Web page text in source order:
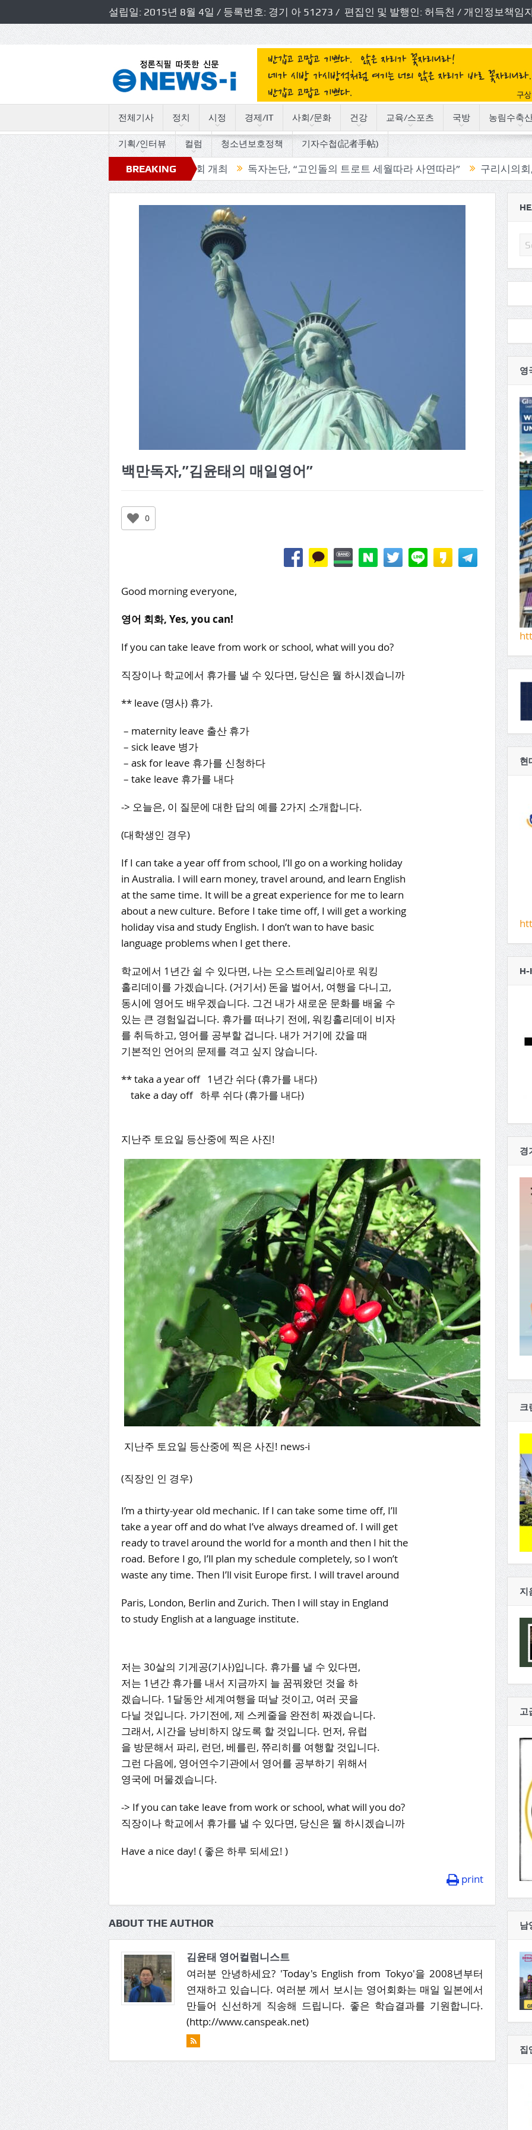
설립일: 2015년 8월 4일 / 등록번호: 경기 아 51273 / 편집인 및 발행인: 허득천 / 개인정보책임
전체기사 정치 시정 경제/IT 사회/문화 건강 교육/스포츠 국방 농림수축
기획/인터뷰 컬럼 청소년보호정책 기자수첩(記者手帖)
BREAKING
NEWS
기도의원 초청 소방정책간담회 개최 독자논단, “고인돌의 트로트 세월따라 사연따라” 구리시의회, 기관단체 방
백만독자,”김윤태의 매일영어”
0
Good morning everyone,
영어 회화, Yes, you can!
If you can take leave from work or school, what will you do?
직장이나 학교에서 휴가를 낼 수 있다면, 당신은 뭘 하시겠습니까
** leave (명사) 휴가.
– maternity leave 출산 휴가
– sick leave 병가
– ask for leave 휴가를 신청하다
– take leave 휴가를 내다
-> 오늘은, 이 질문에 대한 답의 예를 2가지 소개합니다.
(대학생인 경우)
If I can take a year off from school, I’ll go on a working holiday
in Australia. I will earn money, travel around, and learn English
at the same time. It will be a great experience for me to learn
about a new culture. Before I take time off, I will get a working
holiday visa and study English. I don’t wan to have basic
language problems when I get there.
학교에서 1년간 쉴 수 있다면, 나는 오스트레일리아로 워킹
홀리데이를 가겠습니다. (거기서) 돈을 벌어서, 여행을 다니고,
동시에 영어도 배우겠습니다. 그건 내가 새로운 문화를 배울 수
있는 큰 경험일겁니다. 휴가를 떠나기 전에, 워킹홀리데이 비자
를 취득하고, 영어를 공부할 겁니다. 내가 거기에 갔을 때
기본적인 언어의 문제를 격고 싶지 않습니다.
** taka a year off 1년간 쉬다 (휴가를 내다)
take a day off 하루 쉬다 (휴가를 내다)
지난주 토요일 등산중에 찍은 사진!
지난주 토요일 등산중에 찍은 사진! news-i
(직장인 인 경우)
I’m a thirty-year old mechanic. If I can take some time off, I’ll
take a year off and do what I’ve always dreamed of. I will get
ready to travel around the world for a month and then I hit the
road. Before I go, I’ll plan my schedule completely, so I won’t
waste any time. Then I’ll visit Europe first. I will travel around
Paris, London, Berlin and Zurich. Then I will stay in England
to study English at a language institute.
저는 30살의 기게공(기사)입니다. 휴가를 낼 수 있다면,
저는 1년간 휴가를 내서 지금까지 늘 꿈꿔왔던 것을 하
겠습니다. 1달동안 세계여행을 떠날 것이고, 여러 곳을
다닐 것입니다. 가기전에, 제 스케줄을 완전히 짜겠습니다.
그래서, 시간을 낭비하지 않도록 할 것입니다. 먼저, 유럽
을 방문해서 파리, 런던, 베를린, 쮸리히를 여행할 것입니다.
그런 다음에, 영어연수기관에서 영어를 공부하기 위해서
영국에 머물겠습니다.
-> If you can take leave from work or school, what will you do?
직장이나 학교에서 휴가를 낼 수 있다면, 당신은 뭘 하시겠습니까
Have a nice day! ( 좋은 하루 되세요! )
print
ABOUT THE AUTHOR
김윤태 영어컬럼니스트
여러분 안녕하세요? 'Today's English from Tokyo'을 2008년부터
연재하고 있습니다. 여러분 께서 보시는 영어회화는 매일 일본에서
만들어 신선하게 직송해 드립니다. 좋은 학습결과를 기원합니다.
(http://www.canspeak.net)
영
현
H-
경
크
지
고
남
집